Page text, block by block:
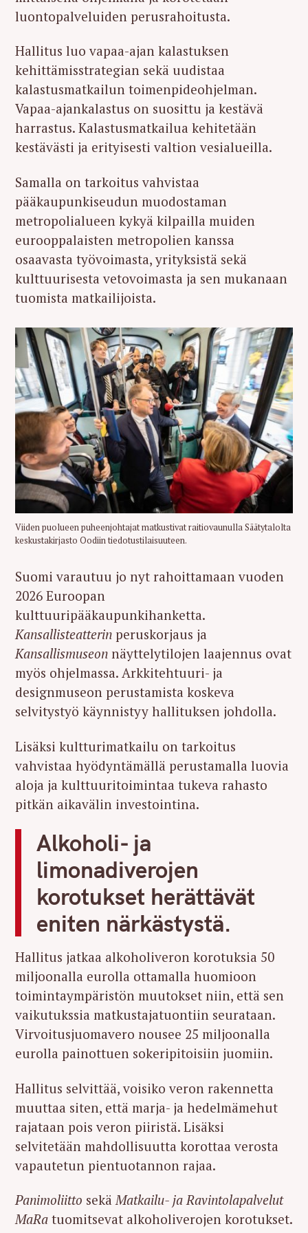
luontopalveluiden perusrahoitusta.
Hallitus luo vapaa-ajan kalastuksen
kehittämisstrategian sekä uudistaa
kalastusmatkailun toimenpideohjelman.
Vapaa-ajankalastus on suosittu ja kestävä
harrastus. Kalastusmatkailua kehitetään
kestävästi ja erityisesti valtion vesialueilla.
Samalla on tarkoitus vahvistaa
pääkaupunkiseudun muodostaman
metropolialueen kykyä kilpailla muiden
eurooppalaisten metropolien kanssa
osaavasta työvoimasta, yrityksistä sekä
kulttuurisesta vetovoimasta ja sen mukanaan
tuomista matkailijoista.
Viiden puolueen puheenjohtajat matkustivat raitiovaunulla Säätytalolta
keskustakirjasto Oodiin tiedotustilaisuuteen.
Suomi varautuu jo nyt rahoittamaan vuoden
2026 Euroopan
kulttuuripääkaupunkihanketta.
Kansallisteatterin peruskorjaus ja
Kansallismuseon näyttelytilojen laajennus ovat
myös ohjelmassa. Arkkitehtuuri- ja
designmuseon perustamista koskeva
selvitystyö käynnistyy hallituksen johdolla.
Lisäksi kultturimatkailu on tarkoitus
vahvistaa hyödyntämällä perustamalla luovia
aloja ja kulttuuritoimintaa tukeva rahasto
pitkän aikavälin investointina.
Alkoholi- ja
limonadiverojen
korotukset herättävät
eniten närkästystä.
Hallitus jatkaa alkoholiveron korotuksia 50
miljoonalla eurolla ottamalla huomioon
toimintaympäristön muutokset niin, että sen
vaikutukssia matkustajatuontiin seurataan.
Virvoitusjuomavero nousee 25 miljoonalla
eurolla painottuen sokeripitoisiin juomiin.
Hallitus selvittää, voisiko veron rakennetta
muuttaa siten, että marja- ja hedelmämehut
rajataan pois veron piiristä. Lisäksi
selvitetään mahdollisuutta korottaa verosta
vapautetun pientuotannon rajaa.
Panimoliitto sekäMatkailu- ja Ravintolapalvelut
MaRa tuomitsevat alkoholiverojen korotukset.